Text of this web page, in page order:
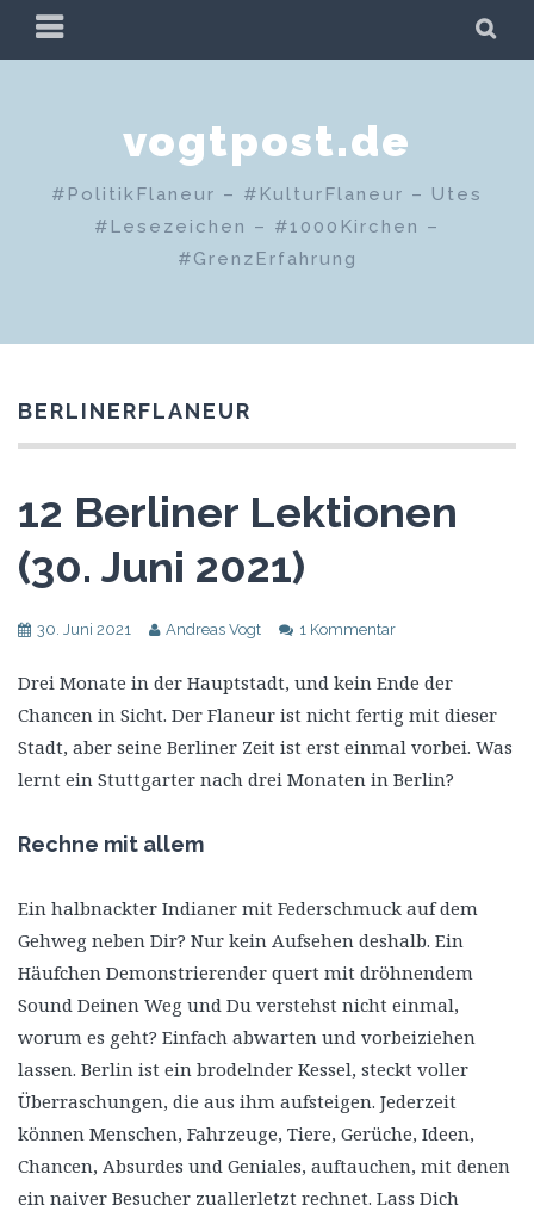
Zum
PRIMÄRES
MENÜ
vogtpost.de
#PolitikFlaneur – #KulturFlaneur – Utes
#Lesezeichen – #1000Kirchen –
#GrenzErfahrung
BERLINERFLANEUR
12 Berliner Lektionen
(30. Juni 2021)
30. Juni 2021 Andreas Vogt 1 Kommentar
Drei Monate in der Hauptstadt, und kein Ende der
Chancen in Sicht. Der Flaneur ist nicht fertig mit dieser
Stadt, aber seine Berliner Zeit ist erst einmal vorbei. Was
lernt ein Stuttgarter nach drei Monaten in Berlin?
Rechne mit allem
Ein halbnackter Indianer mit Federschmuck auf dem
Gehweg neben Dir? Nur kein Aufsehen deshalb. Ein
Häufchen Demonstrierender quert mit dröhnendem
Sound Deinen Weg und Du verstehst nicht einmal,
worum es geht? Einfach abwarten und vorbeiziehen
lassen. Berlin ist ein brodelnder Kessel, steckt voller
Überraschungen, die aus ihm aufsteigen. Jederzeit
können Menschen, Fahrzeuge, Tiere, Gerüche, Ideen,
Chancen, Absurdes und Geniales, auftauchen, mit denen
ein naiver Besucher zuallerletzt rechnet. Lass Dich